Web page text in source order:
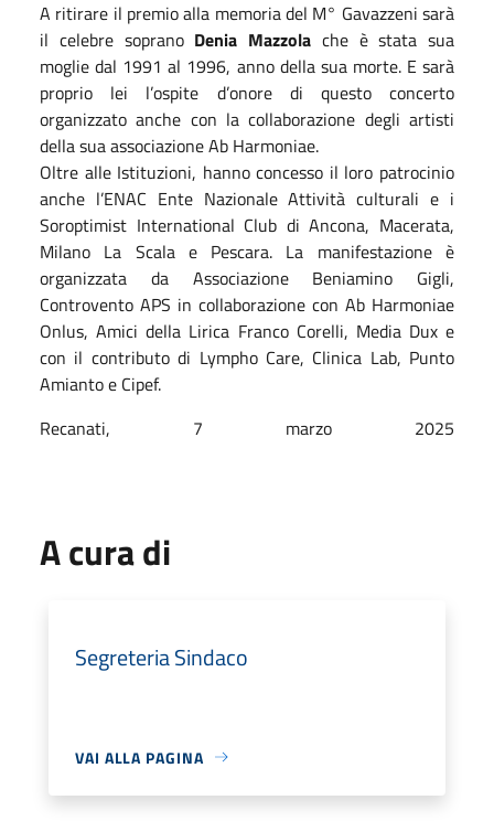
A ritirare il premio alla memoria del M° Gavazzeni sarà
il celebre soprano Denia Mazzola che è stata sua
moglie dal 1991 al 1996, anno della sua morte. E sarà
proprio lei l’ospite d’onore di questo concerto
organizzato anche con la collaborazione degli artisti
della sua associazione Ab Harmoniae.
Oltre alle Istituzioni, hanno concesso il loro patrocinio
anche l’ENAC Ente Nazionale Attività culturali e i
Soroptimist International Club di Ancona, Macerata,
Milano La Scala e Pescara. La manifestazione è
organizzata da Associazione Beniamino Gigli,
Controvento APS in collaborazione con Ab Harmoniae
Onlus, Amici della Lirica Franco Corelli, Media Dux e
con il contributo di Lympho Care, Clinica Lab, Punto
Amianto e Cipef.
Recanati, 7 marzo 2025
A cura di
Segreteria Sindaco
VAI ALLA PAGINA